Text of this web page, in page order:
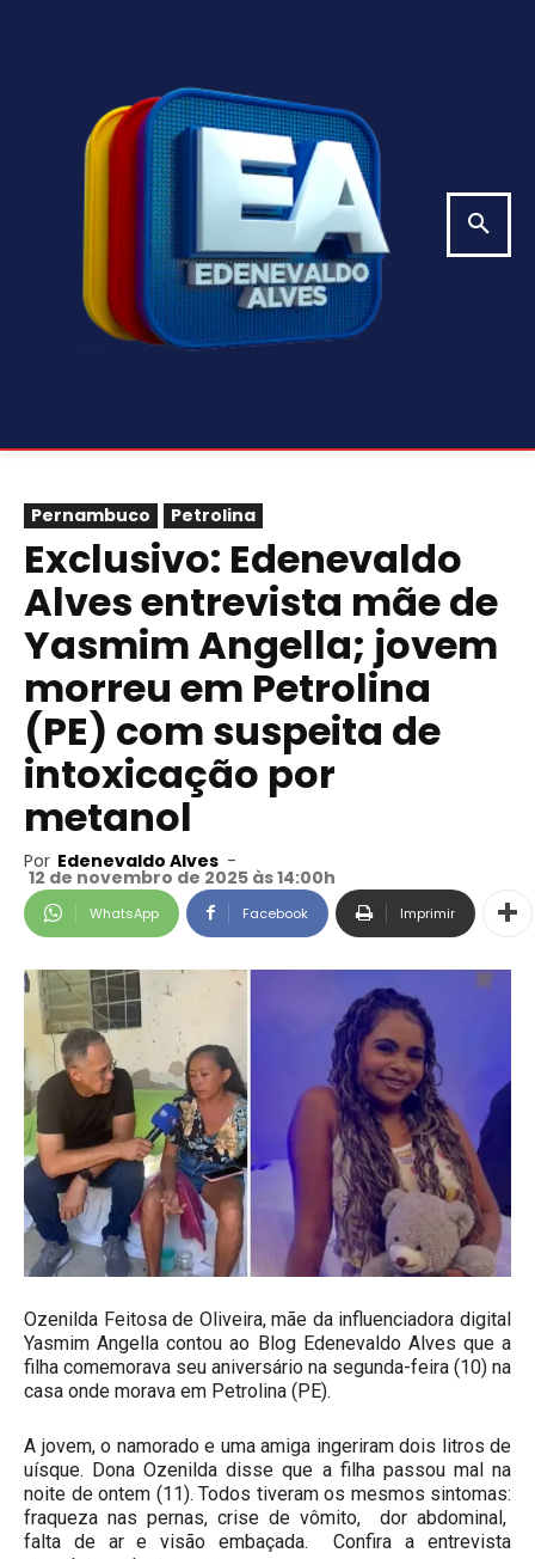
Pernambuco Petrolina
Exclusivo: Edenevaldo
Alves entrevista mãe de
Yasmim Angella; jovem
morreu em Petrolina
(PE) com suspeita de
intoxicação por
metanol
Por Edenevaldo Alves -
12 de novembro de 2025 às 14:00h
WhatsApp Facebook Imprimir
Ozenilda Feitosa de Oliveira, mãe da influenciadora digital
Yasmim Angella contou ao Blog Edenevaldo Alves que a
filha comemorava seu aniversário na segunda-feira (10) na
casa onde morava em Petrolina (PE).
A jovem, o namorado e uma amiga ingeriram dois litros de
uísque. Dona Ozenilda disse que a filha passou mal na
noite de ontem (11). Todos tiveram os mesmos sintomas:
fraqueza nas pernas, crise de vômito, dor abdominal,
falta de ar e visão embaçada. Confira a entrevista